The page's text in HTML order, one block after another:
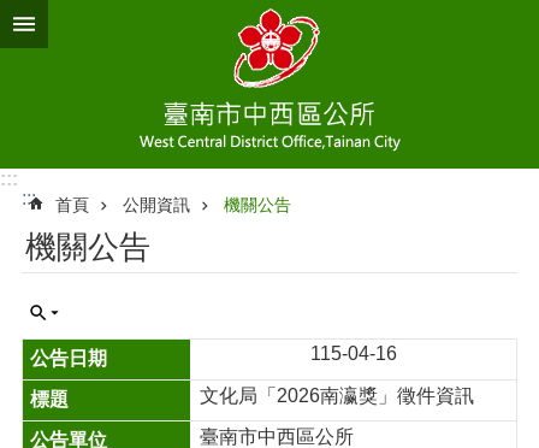
跳到主要內容區塊
:::
:::
首頁 公開資訊 機關公告
機關公告
115-04-16
文化局「2026南瀛獎」徵件資訊
臺南市中西區公所